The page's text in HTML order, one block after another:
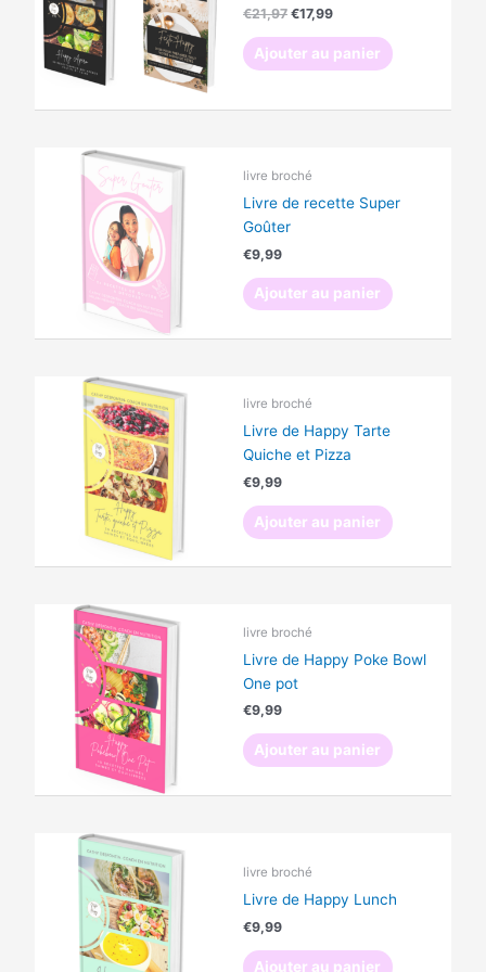
€21,97 €17,99
Ajouter au panier
livre broché
Livre de recette Super
Goûter
€9,99
Ajouter au panier
livre broché
Livre de Happy Tarte
Quiche et Pizza
€9,99
Ajouter au panier
livre broché
Livre de Happy Poke Bowl
One pot
€9,99
Ajouter au panier
livre broché
Livre de Happy Lunch
€9,99
Ajouter au panier